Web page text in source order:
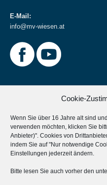
Cookie-
Wenn Sie über 16 Jahre alt sind
verwenden möchten, klicken Sie
Anbieter)". Cookies von
indem Sie auf "Nur notwendige
Einstellungen jederzeit ändern.
Bitte lesen Sie auch vorher den
E-Mail:
info@mv-wiesen.at
Weitere
Musikverein Unterstützen?